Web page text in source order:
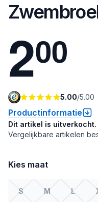
200
5.00/5.00
Productinformatie
Dit artikel is uitverkocht.
Vergelijkbare artikelen
Kies maat
S M L